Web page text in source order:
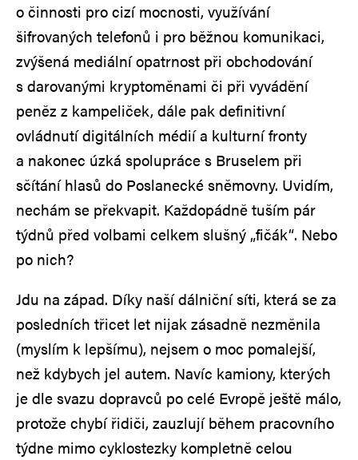
o činnosti pro cizí mocnosti, využívání
šifrovaných telefonů i pro běžnou komunikaci,
zvýšená mediální opatrnost při obchodování
s darovanými kryptoměnami či při vyvádění
peněz z kampeliček, dále pak definitivní
ovládnutí digitálních médií a kulturní fronty
a nakonec úzká spolupráce s Bruselem při
sčítání hlasů do Poslanecké sněmovny. Uvidím,
nechám se překvapit. Každopádně tuším pár
týdnů před volbami celkem slušný „fičák“. Nebo
po nich?
Jdu na západ. Díky naší dálniční síti, která se za
posledních třicet let nijak zásadně nezměnila
(myslím k lepšímu), nejsem o moc pomalejší,
než kdybych jel autem. Navíc kamiony, kterých
je dle svazu dopravců po celé Evropě ještě málo,
protože chybí řidiči, zauzlují během pracovního
týdne mimo cyklostezky kompletně celou